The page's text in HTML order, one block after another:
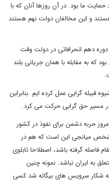
ما بود. در آن روزها آنان که با
هستند و این مخالفان دولت نهم هستند
دهم انحرافاتی در دولت وقت
که به مقابله با همان جریانی بلند
قبیله گرایی عمل کرده ایم. بنابراین
در مسیر حق گرایی حرکت می کرد.
حربه دشمن برای نفوذ در کشور
شخص میانجی این است که هم در
فاصله گرفته باشد، اصطلاحا تابلوی
به ایران نباشد. نمونه چنین
شکار سرویس های بیگانه شد کسی